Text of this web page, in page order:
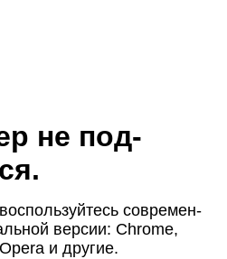
не под­
совре­мен­
версии: Chrome,
и другие.